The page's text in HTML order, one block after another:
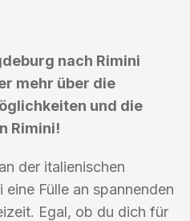
nach Rimini
mehr über die
und die
Rimini!
der italienischen
Fülle an spannenden
Egal, ob du dich für